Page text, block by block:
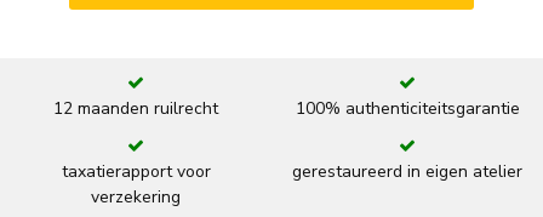
12 maanden ruilrecht 100% authenticiteitsgarantie
taxatierapport voor
verzekering
gerestaureerd in eigen atelier